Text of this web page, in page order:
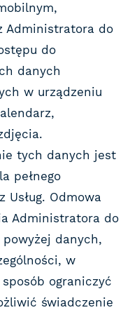
Administratora do
do
danych
w urządzeniu
tych danych jest
pełnego
Usług. Odmowa
Administratora do
danych,
w
ograniczyć
świadczenie